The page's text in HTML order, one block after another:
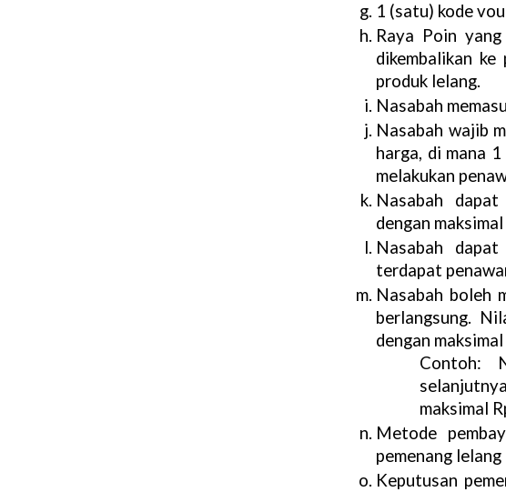
1 (satu) kode
Raya Poin
dikembalikan
produk lelang.
Nasabah
Nasabah wajib
harga, di mana
melakukan
Nasabah
dengan
Nasabah
terdapat
Nasabah boleh
berlangsung.
dengan
Contoh:
maksimal
Metode
pemenang
Keputusan